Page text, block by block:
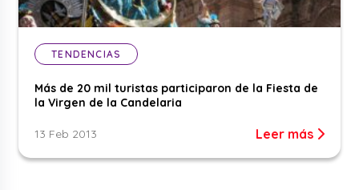
TENDENCIAS
Más de 20 mil turistas participaron de la Fiesta de
la Virgen de la Candelaria
13 Feb 2013 Leer más